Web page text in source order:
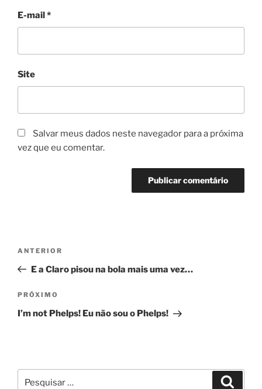
E-mail*
Site
Salvar meus dados neste navegador para a próxima
vez que eu comentar.
Post
Post
anterior
ANTERIOR
E a Claro pisou na bola mais uma vez…
Próximo
post
PRÓXIMO
I’m not Phelps! Eu não sou o Phelps!